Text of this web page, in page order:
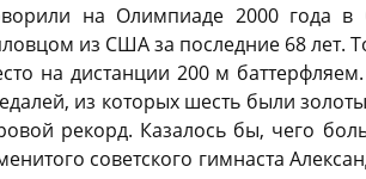
на Олимпиаде 2000 года в
из США за последние 68 лет.
на дистанции 200 м
из которых шесть были
рекорд. Казалось бы, чего
советского гимнаста